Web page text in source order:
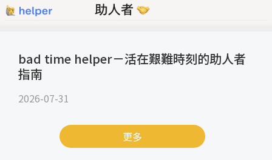
bad time helper－活在艱難時刻的助人者
指南
2026-07-31
更多